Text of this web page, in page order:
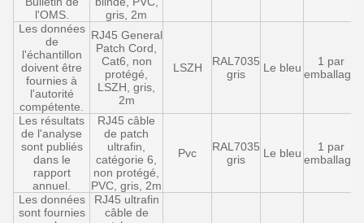
l'OMS.
gris, 2m
Les données
de
l'échantillon
doivent être
fournies à
l'autorité
compétente.
RJ45 General
Patch Cord,
Cat6, non
protégé,
LSZH, gris,
2m
LSZH
RAL7035
gris
Le bleu
1 par
emballage
Les résultats
de l'analyse
sont publiés
dans le
rapport
annuel.
RJ45 câble
de patch
ultrafin,
catégorie 6,
non protégé,
PVC, gris, 2m
Pvc
RAL7035
gris
Le bleu
1 par
emballage
Les données
sont fournies
RJ45 ultrafin
câble de